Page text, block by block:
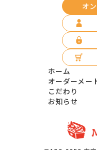
ホーム
オーダーメー
こだわり
お知らせ
オ